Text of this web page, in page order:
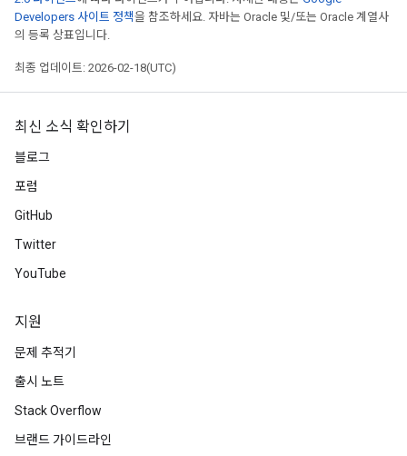
Developers 사이트 정책을 참조하세요. 자바는 Oracle 및/또는 Oracle 계열사
의 등록 상표입니다.
최종 업데이트: 2026-02-18(UTC)
최신 소식 확인하기
블로그
포럼
GitHub
Twitter
YouTube
지원
문제 추적기
출시 노트
Stack Overflow
브랜드 가이드라인